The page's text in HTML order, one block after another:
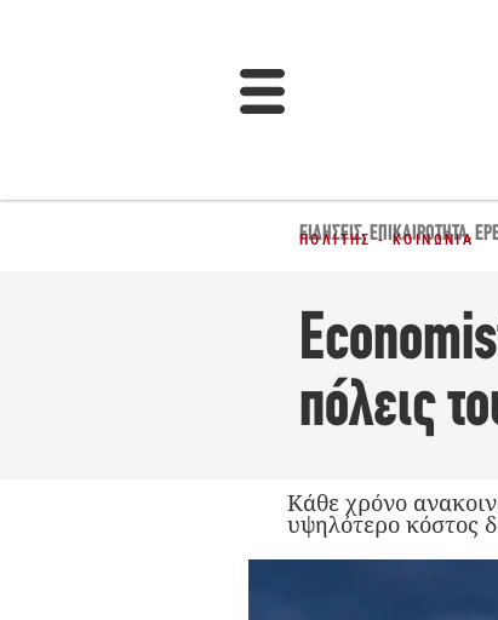
ΕΙΔΉΣΕΙΣ,ΕΠΙΚΑΙΡΌΤΗΤΑ,
ΠΟΛΊΤΗΣ - ΚΟΙΝΩΝΊΑ
πόλεις
Κάθε χρόνο
υψηλότερο κόστος